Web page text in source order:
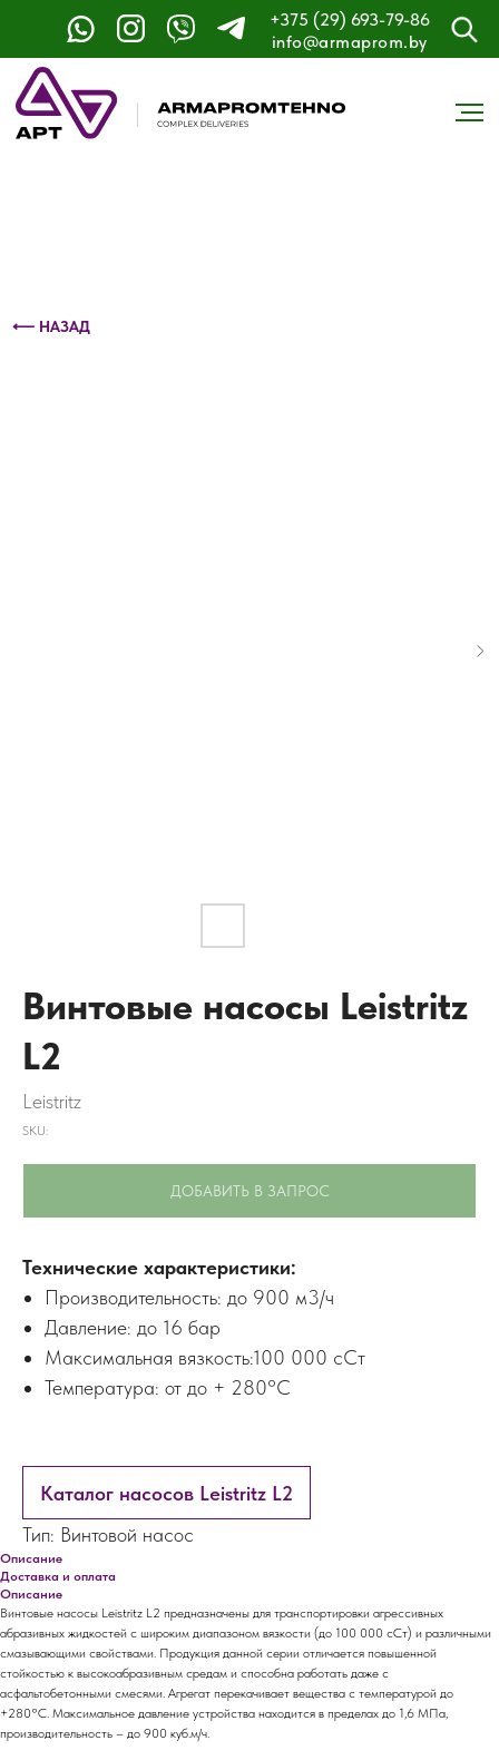
+375 (29) 693-79-86
info@armaprom.by
Контактный телефон: +375 (29) 693-79-86
⟵ НАЗАД
Винтовые насосы Leistritz
L2
Leistritz
SKU:
ДОБАВИТЬ В ЗАПРОС
Технические характеристики:
Производительность: до 900 м3/ч
Давление: до 16 бар
Максимальная вязкость:100 000 сСт
Температура: от до + 280°C
Каталог насосов Leistritz L2
Тип: Винтовой насос
Описание
Доставка и оплата
Описание
Винтовые насосы Leistritz L2 предназначены для транспортировки агрессивных
абразивных жидкостей с широким диапазоном вязкости (до 100 000 сСт) и различными
смазывающими свойствами. Продукция данной серии отличается повышенной
стойкостью к высокоабразивным средам и способна работать даже с
асфальтобетонными смесями. Агрегат перекачивает вещества с температурой до
+280°C. Максимальное давление устройства находится в пределах до 1,6 МПа,
производительность – до 900 куб.м/ч.